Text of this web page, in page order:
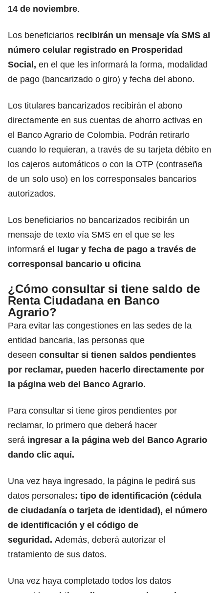
14 de noviembre.
Los beneficiarios recibirán un mensaje vía SMS al
número celular registrado en Prosperidad
Social, en el que les informará la forma, modalidad
de pago (bancarizado o giro) y fecha del abono.
Los titulares bancarizados recibirán el abono
directamente en sus cuentas de ahorro activas en
el Banco Agrario de Colombia. Podrán retirarlo
cuando lo requieran, a través de su tarjeta débito en
los cajeros automáticos o con la OTP (contraseña
de un solo uso) en los corresponsales bancarios
autorizados.
Los beneficiarios no bancarizados recibirán un
mensaje de texto vía SMS en el que se les
informará el lugar y fecha de pago a través de
corresponsal bancario u oficina
¿Cómo consultar si tiene saldo de
Renta Ciudadana en Banco
Agrario?
Para evitar las congestiones en las sedes de la
entidad bancaria, las personas que
deseen consultar si tienen saldos pendientes
por reclamar, pueden hacerlo directamente por
la página web del Banco Agrario.
Para consultar si tiene giros pendientes por
reclamar, lo primero que deberá hacer
será ingresar a la página web del Banco Agrario
dando clic aquí.
Una vez haya ingresado, la página le pedirá sus
datos personales: tipo de identificación (cédula
de ciudadanía o tarjeta de identidad), el número
de identificación y el código de
seguridad. Además, deberá autorizar el
tratamiento de sus datos.
Una vez haya completado todos los datos